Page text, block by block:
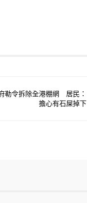
勒令拆除全港棚網 居民：
擔心有石屎掉下